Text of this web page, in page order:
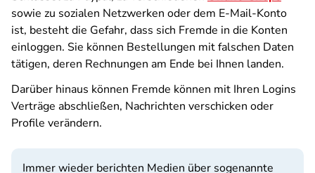
sowie zu sozialen Netzwerken oder dem E-Mail-Konto
ist, besteht die Gefahr, dass sich Fremde in die Konten
einloggen. Sie können Bestellungen mit falschen Daten
tätigen, deren Rechnungen am Ende bei Ihnen landen.
Darüber hinaus können Fremde können mit Ihren Logins
Verträge abschließen, Nachrichten verschicken oder
Profile verändern.
Immer wieder berichten Medien über sogenannte